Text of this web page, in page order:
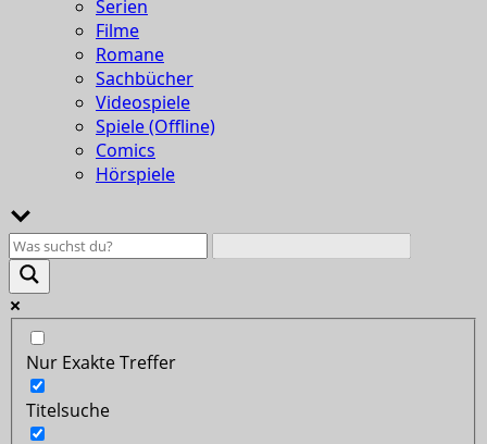
Serien
Filme
Romane
Sachbücher
Videospiele
Spiele (Offline)
Comics
Hörspiele
Nur Exakte Treffer
Titelsuche